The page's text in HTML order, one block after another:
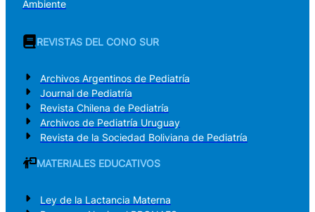
Ambiente
REVISTAS DEL CONO SUR
Archivos Argentinos de Pediatría
Journal de Pediatría
Revista Chilena de Pediatría
Archivos de Pediatría Uruguay
Revista de la Sociedad Boliviana de Pediatría
MATERIALES EDUCATIVOS
Ley de la Lactancia Materna